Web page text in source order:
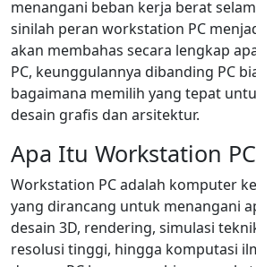
menangani beban kerja berat
sinilah peran workstation PC
akan membahas secara lengkap
PC, keunggulannya dibanding PC
bagaimana memilih yang tepat
desain grafis dan arsitektur.
Apa Itu Workstation
Workstation PC adalah komputer
yang dirancang untuk menangani
desain 3D, rendering, simulasi
resolusi tinggi, hingga komputasi